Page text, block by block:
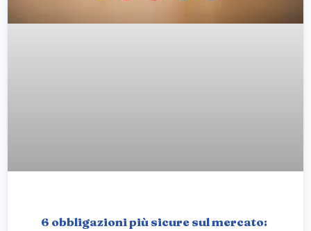
6 obbligazioni più sicure sul mercato: